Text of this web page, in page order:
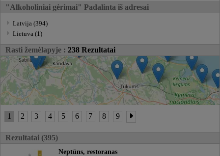
"Alkoholiniai gėrimai" Padalinta iš adresai
Latvija (394)
Lietuva (1)
Rasti žemėlapyje : 238 Rezultatai
1 2 3 4 5 6 7 8 9
Rezultatai (395)
Neptūns, restoranas